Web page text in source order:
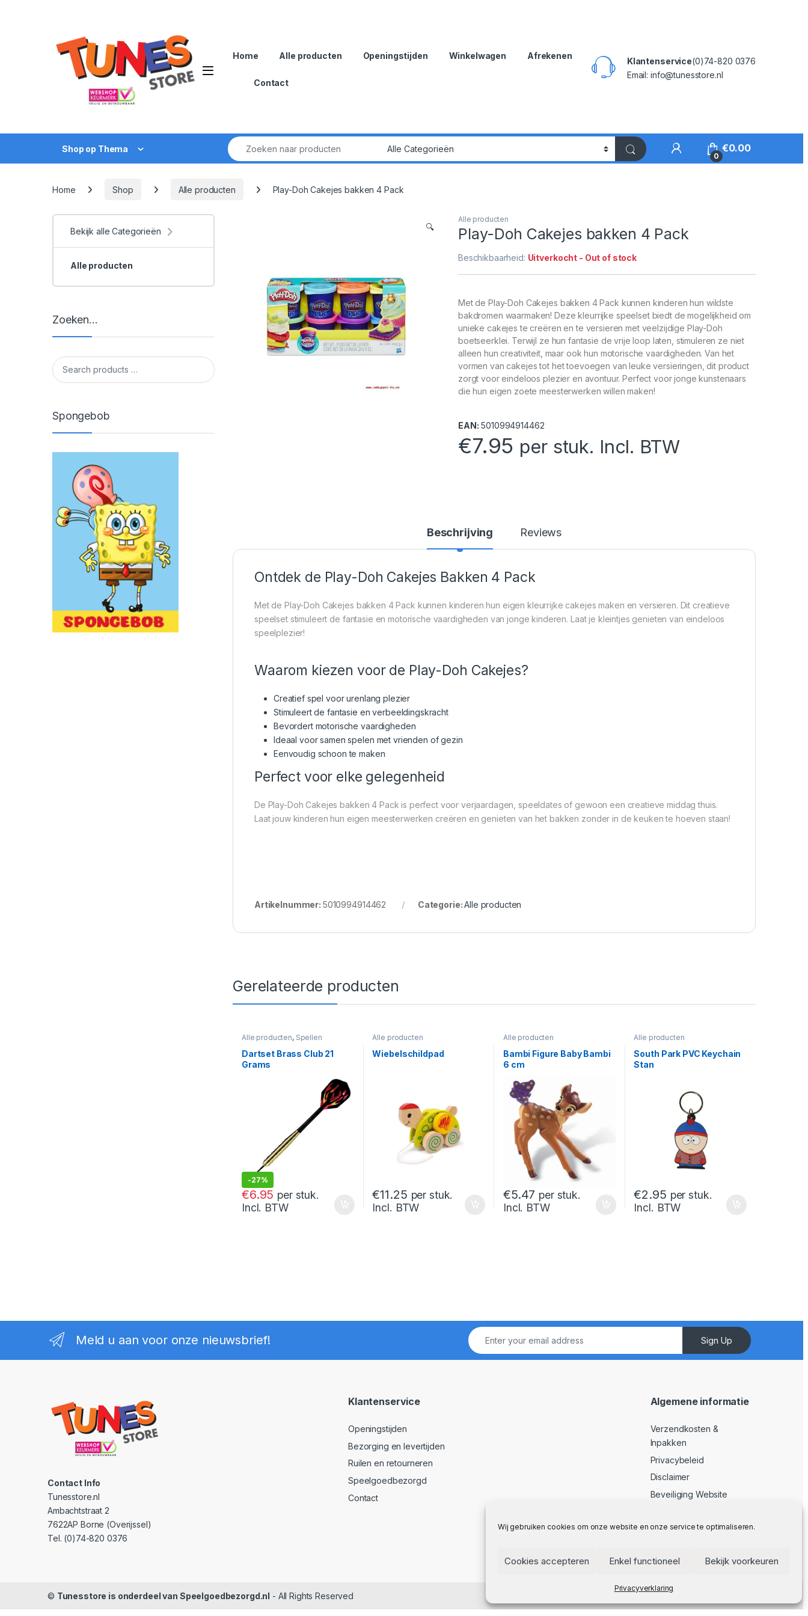
Wij gebruiken cookies om onze website en onze service te optimaliseren.
Cookies accepteren Enkel functioneel Bekijk voorkeuren
Privacyverklaring
Open
Home Alle producten Openingstijden Winkelwagen Afrekenen
Contact
Klantenservice(0)74-820 0376
Email: info@tunesstore.nl
Shop op Thema
Zoek naar:
My Account
0
€0.00
Home Shop Alle producten Play-Doh Cakejes bakken 4 Pack
🔍
Alle producten
Play-Doh Cakejes bakken 4 Pack
Beschikbaarheid: Uitverkocht - Out of stock
Met de Play-Doh Cakejes bakken 4 Pack kunnen kinderen hun wildste
bakdromen waarmaken! Deze kleurrijke speelset biedt de mogelijkheid om
unieke cakejes te creëren en te versieren met veelzijdige Play-Doh
boetseerklei. Terwijl ze hun fantasie de vrije loop laten, stimuleren ze niet
alleen hun creativiteit, maar ook hun motorische vaardigheden. Van het
vormen van cakejes tot het toevoegen van leuke versieringen, dit product
zorgt voor eindeloos plezier en avontuur. Perfect voor jonge kunstenaars
die hun eigen zoete meesterwerken willen maken!
EAN: 5010994914462
€7.95 per stuk. Incl. BTW
Beschrijving Reviews
Ontdek de Play-Doh Cakejes Bakken 4 Pack
Met de Play-Doh Cakejes bakken 4 Pack kunnen kinderen hun eigen kleurrijke cakejes maken en versieren. Dit creatieve
speelset stimuleert de fantasie en motorische vaardigheden van jonge kinderen. Laat je kleintjes genieten van eindeloos
speelplezier!
Waarom kiezen voor de Play-Doh Cakejes?
Creatief spel voor urenlang plezier
Stimuleert de fantasie en verbeeldingskracht
Bevordert motorische vaardigheden
Ideaal voor samen spelen met vrienden of gezin
Eenvoudig schoon te maken
Perfect voor elke gelegenheid
De Play-Doh Cakejes bakken 4 Pack is perfect voor verjaardagen, speeldates of gewoon een creatieve middag thuis.
Laat jouw kinderen hun eigen meesterwerken creëren en genieten van het bakken zonder in de keuken te hoeven staan!
Artikelnummer: 5010994914462 Categorie:Alle producten
Gerelateerde producten
Alle producten, Spellen
Dartset Brass Club 21
Grams
-27%
€6.95
9.46
per stuk.
Incl. BTW
Alle producten
Wiebelschildpad
€11.25 per stuk.
Incl. BTW
Alle producten
Bambi Figure Baby Bambi
6 cm
€5.47 per stuk.
Incl. BTW
Alle producten
South Park PVC Keychain
Stan
€2.95 per stuk.
Incl. BTW
Bekijk alle Categorieën
Alle producten
Zoeken…
Spongebob
Meld u aan voor onze nieuwsbrief! Sign Up
Contact Info
Tunesstore.nl
Ambachtstraat 2
7622AP Borne (Overijssel)
Tel. (0)74-820 0376
Klantenservice
Openingstijden
Bezorging en levertijden
Ruilen en retourneren
Speelgoedbezorgd
Contact
Algemene informatie
Verzendkosten &
Inpakken
Privacybeleid
Disclaimer
Beveiliging Website
© Tunesstore is onderdeel van Speelgoedbezorgd.nl - All Rights Reserved